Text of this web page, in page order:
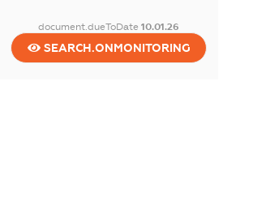
document.dueToDate10.01.26
SEARCH.ONMONITORING